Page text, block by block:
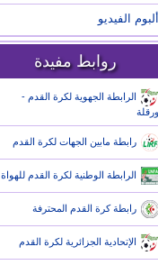
ألبوم الفيديو
روابط مفيدة
الرابطة الجهوية لكرة القدم -
ورقلة
رابطة مابين الجهات لكرة القدم
الرابطة الوطنية لكرة القدم للهواة
رابطة كرة القدم المحترفة
الإتحادية الجزائرية لكرة القدم